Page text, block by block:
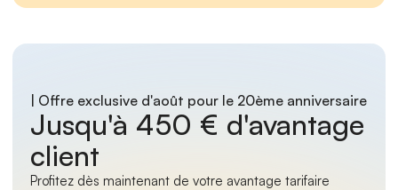
| Offre exclusive d'août pour le 20ème anniversaire
Jusqu'à 450 € d'avantage
client
Profitez dès maintenant de votre avantage tarifaire